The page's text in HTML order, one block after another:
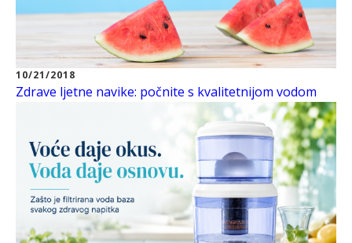
10/21/2018
Zdrave ljetne navike: počnite s kvalitetnijom vodom